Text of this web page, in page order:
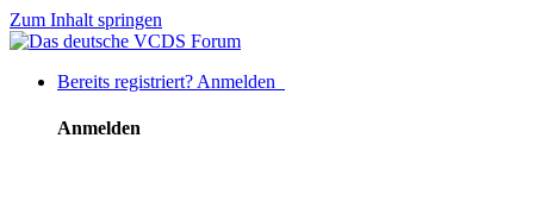
Zum Inhalt springen
Bereits registriert? Anmelden
Anmelden